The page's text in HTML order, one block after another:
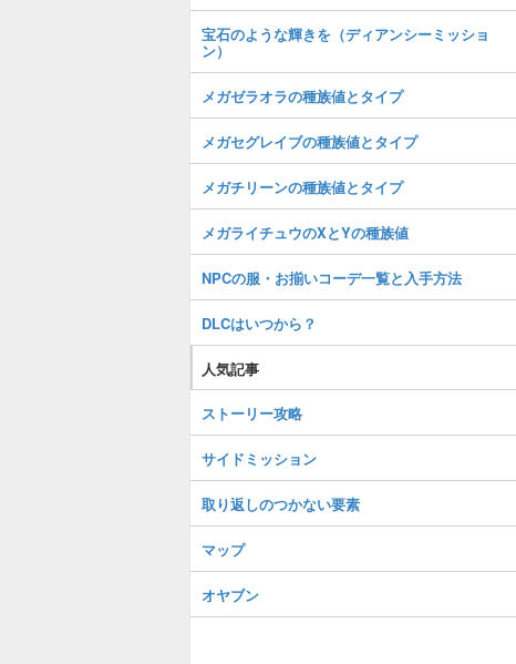
宝石のような輝きを（ディアンシーミッショ
ン）
メガゼラオラの種族値とタイプ
メガセグレイブの種族値とタイプ
メガチリーンの種族値とタイプ
メガライチュウのXとYの種族値
NPCの服・お揃いコーデ一覧と入手方法
DLCはいつから？
人気記事
ストーリー攻略
サイドミッション
取り返しのつかない要素
マップ
オヤブン